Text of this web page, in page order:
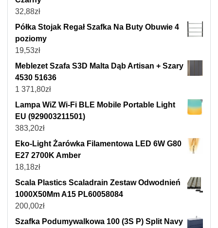
32,88zł
Półka Stojak Regał Szafka Na Buty Obuwie 4
poziomy
19,53zł
Meblezet Szafa S3D Malta Dąb Artisan + Szary
4530 51636
1 371,80zł
Lampa WiZ Wi-Fi BLE Mobile Portable Light
EU (929003211501)
383,20zł
Eko-Light Żarówka Filamentowa LED 6W G80
E27 2700K Amber
18,18zł
Scala Plastics Scaladrain Zestaw Odwodnień
1000X50Mm A15 PL60058084
200,00zł
Szafka Podumywalkowa 100 (3S P) Split Navy